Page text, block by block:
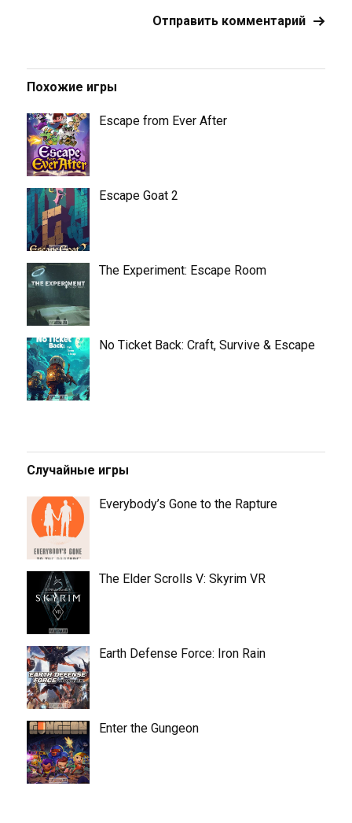
Похожие игры
Escape from Ever After
Escape Goat 2
The Experiment: Escape Room
No Ticket Back: Craft, Survive & Escape
Случайные игры
Everybody’s Gone to the Rapture
The Elder Scrolls V: Skyrim VR
Earth Defense Force: Iron Rain
Enter the Gungeon